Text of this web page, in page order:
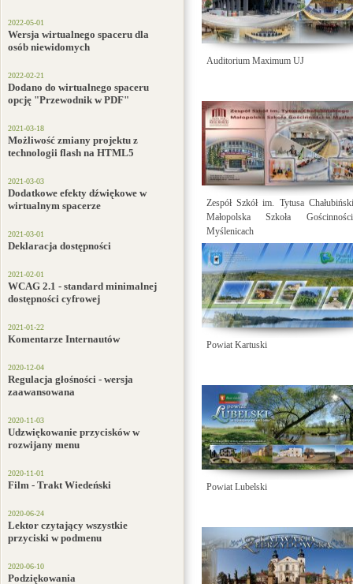
2022-05-01
Wersja wirtualnego spaceru dla
osób niewidomych
2022-02-21
Dodano do wirtualnego spaceru
opcję "Przewodnik w PDF"
2021-03-18
Możliwość zmiany projektu z
technologii flash na HTML5
2021-03-03
Dodatkowe efekty dźwiękowe w
wirtualnym spacerze
2021-03-01
Deklaracja dostępności
2021-02-01
WCAG 2.1 - standard minimalnej
dostępności cyfrowej
2021-01-22
Komentarze Internautów
2020-12-04
Regulacja głośności - wersja
zaawansowana
2020-11-03
Udzwiękowanie przycisków w
rozwijany menu
2020-11-01
Film - Trakt Wiedeński
2020-06-24
Lektor czytający wszystkie
przyciski w podmenu
2020-06-10
Podziękowania
Auditorium Maximum UJ
Zespół Szkół im. Tytusa
Małopolska Szkoła
Myślenicach
Powiat Kartuski
Powiat Lubelski